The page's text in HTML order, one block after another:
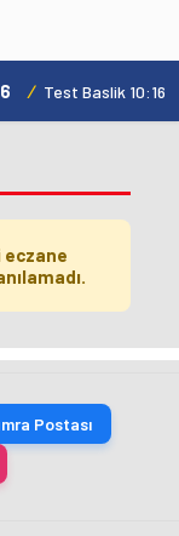
Postası